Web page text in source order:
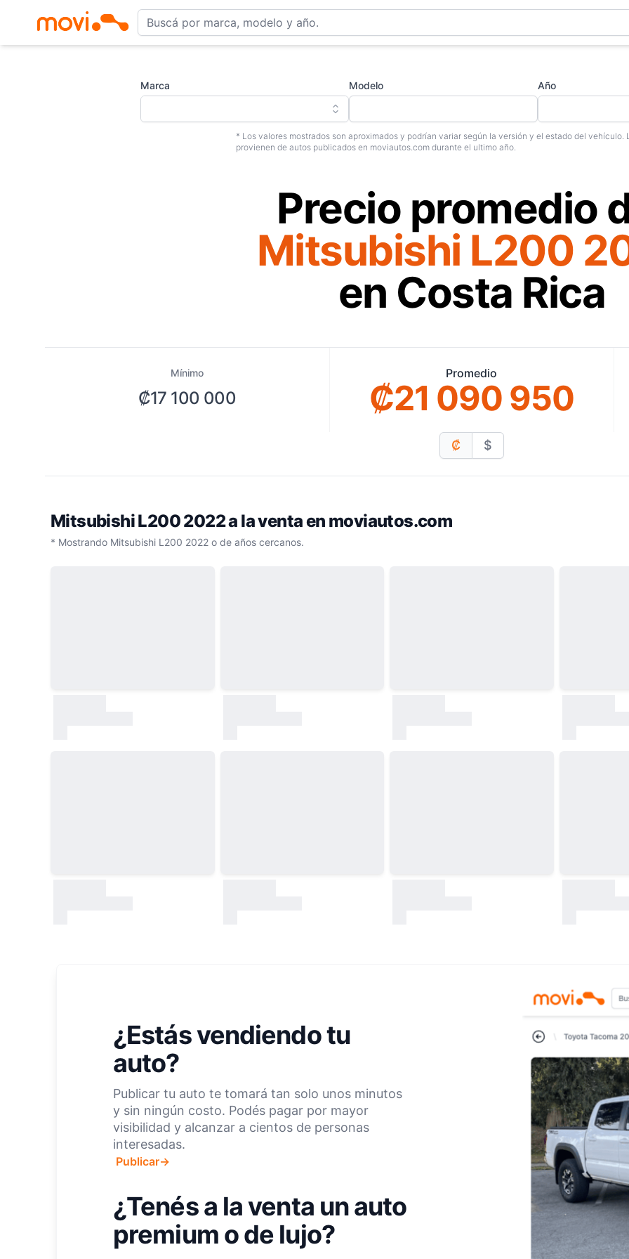
Marca Modelo
Año
* Los valores mostrados son aproximados y podrían variar según la versión y el estado del vehículo.
provienen de autos publicados en moviautos.com durante el ultimo año.
Precio promedio
Mitsubishi L200
en Costa Rica
Mínimo
₡17 100 000
Promedio
₡21 090 950
₡ $
Mitsubishi L200 2022a la venta en moviautos.com
* Mostrando Mitsubishi L200 2022 o de años cercanos.
¿Estás vendiendo tu
auto?
Publicar tu auto te tomará tan solo unos minutos
y sin ningún costo. Podés pagar por mayor
visibilidad y alcanzar a cientos de personas
interesadas.
Publicar→
¿Tenés a la venta un auto
premium o de lujo?